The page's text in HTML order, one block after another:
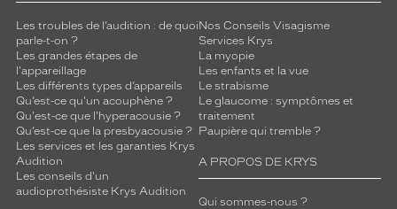
Les troubles de l’audition : de quoi
parle-t-on ?
Les grandes étapes de
l'appareillage
Les différents types d’appareils
Qu’est-ce qu'un acouphène ?
Qu'est-ce que l'hyperacousie ?
Qu’est-ce que la presbyacousie ?
Les services et les garanties Krys
Audition
Les conseils d'un
audioprothésiste Krys Audition
Nos Conseils Visagisme
Services Krys
La myopie
Les enfants et la vue
Le strabisme
Le glaucome : symptômes et
traitement
Paupière qui tremble ?
A PROPOS DE KRYS
Qui sommes-nous ?